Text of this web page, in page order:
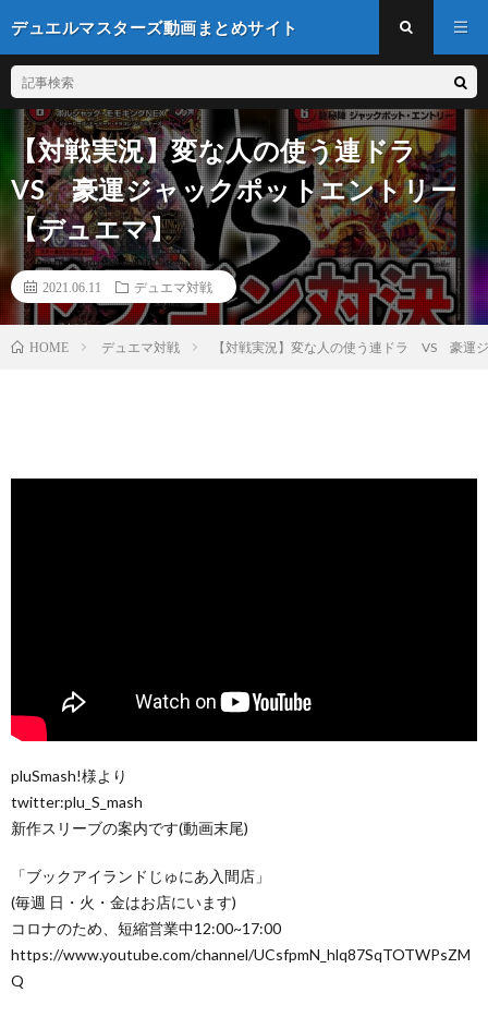
デュエルマスターズ動画まとめサイト
【対戦実況】変な人の使う連ドラ
VS 豪運ジャックポットエントリー
【デュエマ】
2021.06.11 デュエマ対戦
HOME デュエマ対戦 【対戦実況】変な人の使う連ドラ VS 豪運
pluSmash!様より
twitter:plu_S_mash
新作スリーブの案内です(動画末尾)
「ブックアイランドじゅにあ入間店」
(毎週 日・火・金はお店にいます)
コロナのため、短縮営業中12:00~17:00
https://www.youtube.com/channel/UCsfpmN_hlq87SqTOTWPsZM
Q